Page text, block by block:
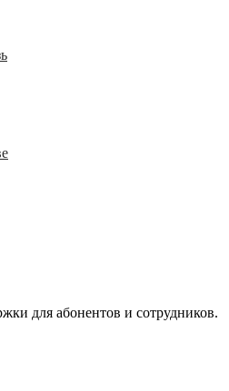
для абонентов и сотрудников.